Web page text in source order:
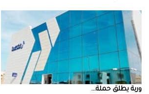
‮‬وربة‮‬‭ ‬يطلق‭ ‬حملة‭ ...